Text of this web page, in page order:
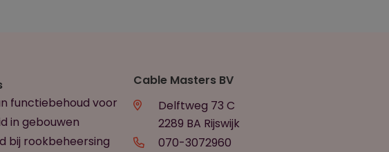
functiebehoud voor
in gebouwen
bij rookbeheersing
Cable Masters BV
Delftweg 73 C
2289 BA Rijswijk
070-3072960